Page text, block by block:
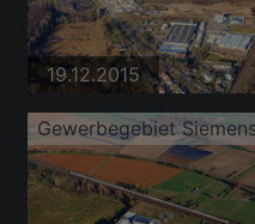
19.12.2015